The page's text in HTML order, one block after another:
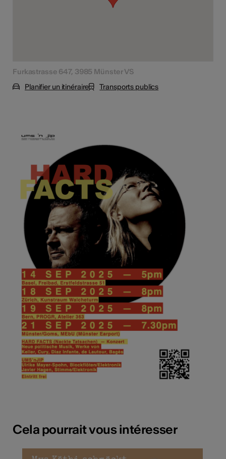
Furkastrasse 647, 3985 Münster VS
Planifier un itinéraire
Transports publics
Cela pourrait vous intéresser